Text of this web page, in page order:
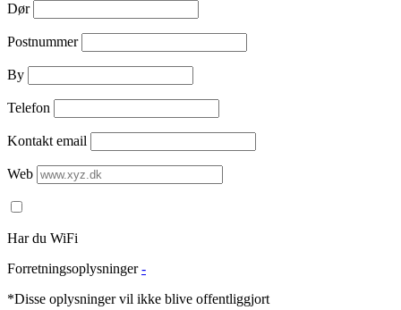
Dør
Postnummer
By
Telefon
Kontakt email
Web
Har du WiFi
Forretningsoplysninger -
*Disse oplysninger vil ikke blive offentliggjort